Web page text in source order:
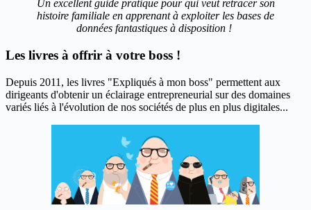
Un excellent guide pratique pour qui veut retracer son
histoire familiale en apprenant à exploiter les bases de
données fantastiques à disposition !
Les livres à offrir à votre boss !
Depuis 2011, les livres "Expliqués à mon boss" permettent aux
dirigeants d'obtenir un éclairage entrepreneurial sur des domaines
variés liés à l'évolution de nos sociétés de plus en plus digitales...